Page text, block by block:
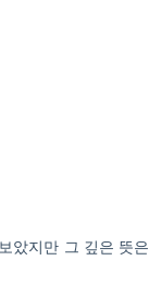
았지만 그 깊은 뜻은